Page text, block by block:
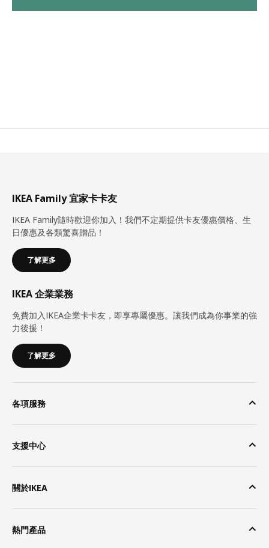
IKEA Family 宜家卡卡友
IKEA Family隨時歡迎你加入！我們不定期提供卡友優惠價格、生
日優惠及各類驚喜贈品！
了解更多
IKEA 企業業務
免費加入IKEA企業卡卡友，即享專屬優惠。讓我們成為你事業的強
力後援！
了解更多
各項服務
支援中心
關於IKEA
熱門產品